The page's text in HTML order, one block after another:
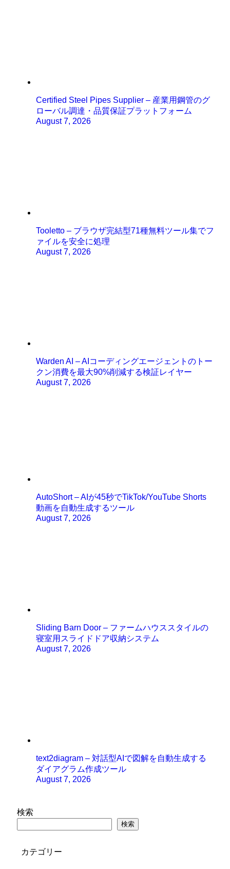
Certified Steel Pipes Supplier – 産業用鋼管のグ
ローバル調達・品質保証プラットフォーム
August 7, 2026
Tooletto – ブラウザ完結型71種無料ツール集でフ
ァイルを安全に処理
August 7, 2026
Warden AI – AIコーディングエージェントのトー
クン消費を最大90%削減する検証レイヤー
August 7, 2026
AutoShort – AIが45秒でTikTok/YouTube Shorts
動画を自動生成するツール
August 7, 2026
Sliding Barn Door – ファームハウススタイルの
寝室用スライドドア収納システム
August 7, 2026
text2diagram – 対話型AIで図解を自動生成する
ダイアグラム作成ツール
August 7, 2026
検索
検索
カテゴリー